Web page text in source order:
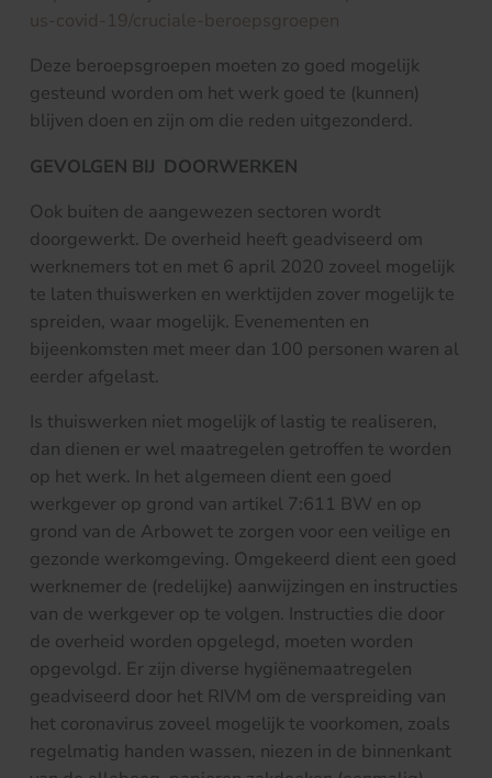
us-covid-19/cruciale-beroepsgroepen
Deze beroepsgroepen moeten zo goed mogelijk
gesteund worden om het werk goed te (kunnen)
blijven doen en zijn om die reden uitgezonderd.
GEVOLGEN BIJ DOORWERKEN
Ook buiten de aangewezen sectoren wordt
doorgewerkt. De overheid heeft geadviseerd om
werknemers tot en met 6 april 2020 zoveel mogelijk
te laten thuiswerken en werktijden zover mogelijk te
spreiden, waar mogelijk. Evenementen en
bijeenkomsten met meer dan 100 personen waren al
eerder afgelast.
Is thuiswerken niet mogelijk of lastig te realiseren,
dan dienen er wel maatregelen getroffen te worden
op het werk. In het algemeen dient een goed
werkgever op grond van artikel 7:611 BW en op
grond van de Arbowet te zorgen voor een veilige en
gezonde werkomgeving. Omgekeerd dient een goed
werknemer de (redelijke) aanwijzingen en instructies
van de werkgever op te volgen. Instructies die door
de overheid worden opgelegd, moeten worden
opgevolgd. Er zijn diverse hygiënemaatregelen
geadviseerd door het RIVM om de verspreiding van
het coronavirus zoveel mogelijk te voorkomen, zoals
regelmatig handen wassen, niezen in de binnenkant